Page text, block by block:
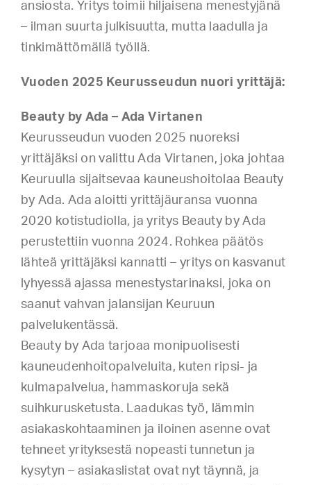
ansiosta. Yritys toimii hiljaisena menestyjänä
– ilman suurta julkisuutta, mutta laadulla ja
tinkimättömällä työllä.
Vuoden 2025 Keurusseudun nuori yrittäjä:
Beauty by Ada – Ada Virtanen
Keurusseudun vuoden 2025 nuoreksi
yrittäjäksi on valittu Ada Virtanen, joka johtaa
Keuruulla sijaitsevaa kauneushoitolaa Beauty
by Ada. Ada aloitti yrittäjäuransa vuonna
2020 kotistudiolla, ja yritys Beauty by Ada
perustettiin vuonna 2024. Rohkea päätös
lähteä yrittäjäksi kannatti – yritys on kasvanut
lyhyessä ajassa menestystarinaksi, joka on
saanut vahvan jalansijan Keuruun
palvelukentässä.
Beauty by Ada tarjoaa monipuolisesti
kauneudenhoitopalveluita, kuten ripsi- ja
kulmapalvelua, hammaskoruja sekä
suihkurusketusta. Laadukas työ, lämmin
asiakaskohtaaminen ja iloinen asenne ovat
tehneet yrityksestä nopeasti tunnetun ja
kysytyn – asiakaslistat ovat nyt täynnä, ja